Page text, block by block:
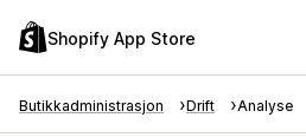
Shopify App Store
Butikkadministrasjon Drift Analyse